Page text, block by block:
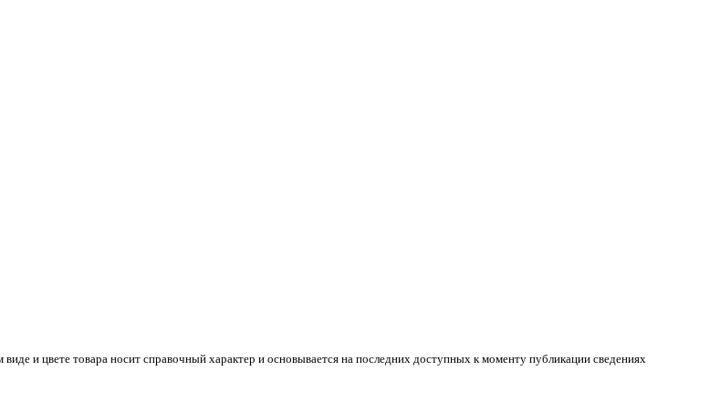
и цвете товара носит справочный характер и основывается на последних доступных к моменту публикации сведениях